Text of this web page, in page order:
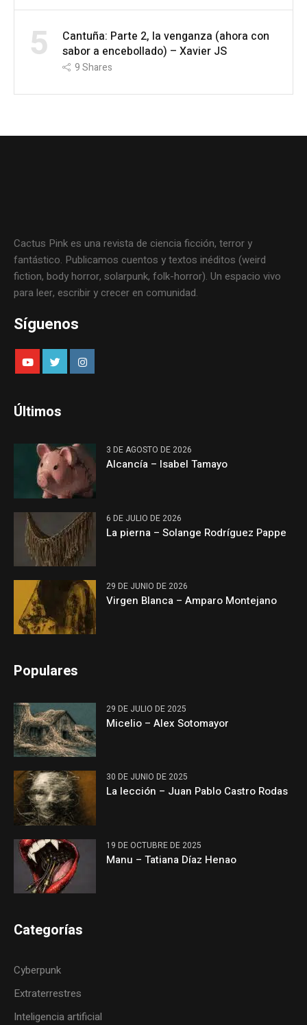
5
Cantuña: Parte 2, la venganza (ahora con
sabor a encebollado) – Xavier JS
9Shares
Cactus Pink es una revista de ciencia ficción, terror y
fantástico. Publicamos cuentos y textos inéditos (weird
fiction, body horror, solarpunk, folk-horror). Un espacio vivo
para leer, escribir y crecer en comunidad.
Síguenos
Últimos
3 DE AGOSTO DE 2026
Alcancía – Isabel Tamayo
6 DE JULIO DE 2026
La pierna – Solange Rodríguez Pappe
29 DE JUNIO DE 2026
Virgen Blanca – Amparo Montejano
Populares
29 DE JULIO DE 2025
Micelio – Alex Sotomayor
30 DE JUNIO DE 2025
La lección – Juan Pablo Castro Rodas
19 DE OCTUBRE DE 2025
Manu – Tatiana Díaz Henao
Categorías
Cyberpunk
Extraterrestres
Inteligencia artificial